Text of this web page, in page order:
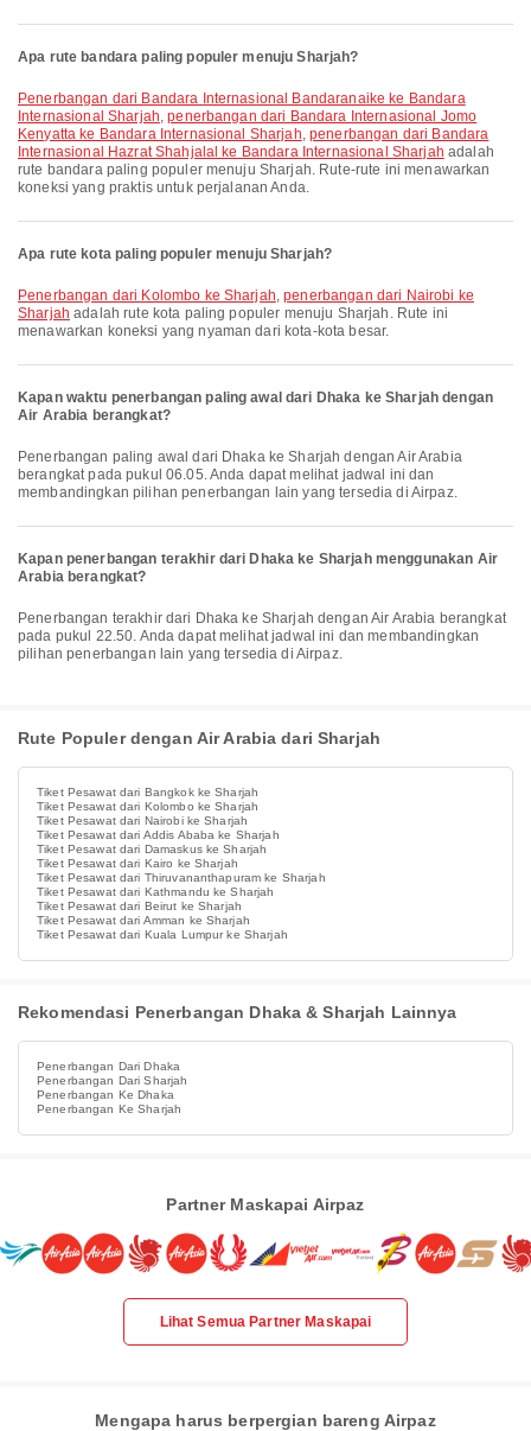
Apa rute bandara paling populer menuju Sharjah?
penerbangan dari Bandara Internasional Bandaranaike ke Bandara
Internasional Sharjah,penerbangan dari Bandara Internasional Jomo
Kenyatta ke Bandara Internasional Sharjah,penerbangan dari Bandara
Internasional Hazrat Shahjalal ke Bandara Internasional Sharjah adalah
rute bandara paling populer menuju Sharjah. Rute-rute ini menawarkan
koneksi yang praktis untuk perjalanan Anda.
Apa rute kota paling populer menuju Sharjah?
penerbangan dari Kolombo ke Sharjah,penerbangan dari Nairobi ke
Sharjah adalah rute kota paling populer menuju Sharjah. Rute ini
menawarkan koneksi yang nyaman dari kota-kota besar.
Kapan waktu penerbangan paling awal dari Dhaka ke Sharjah dengan
Air Arabia berangkat?
Penerbangan paling awal dari Dhaka ke Sharjah dengan Air Arabia
berangkat pada pukul 06.05. Anda dapat melihat jadwal ini dan
membandingkan pilihan penerbangan lain yang tersedia di Airpaz.
Kapan penerbangan terakhir dari Dhaka ke Sharjah menggunakan Air
Arabia berangkat?
Penerbangan terakhir dari Dhaka ke Sharjah dengan Air Arabia berangkat
pada pukul 22.50. Anda dapat melihat jadwal ini dan membandingkan
pilihan penerbangan lain yang tersedia di Airpaz.
Rute Populer dengan Air Arabia dari Sharjah
Tiket Pesawat dari Bangkok ke Sharjah
Tiket Pesawat dari Kolombo ke Sharjah
Tiket Pesawat dari Nairobi ke Sharjah
Tiket Pesawat dari Addis Ababa ke Sharjah
Tiket Pesawat dari Damaskus ke Sharjah
Tiket Pesawat dari Kairo ke Sharjah
Tiket Pesawat dari Thiruvananthapuram ke Sharjah
Tiket Pesawat dari Kathmandu ke Sharjah
Tiket Pesawat dari Beirut ke Sharjah
Tiket Pesawat dari Amman ke Sharjah
Tiket Pesawat dari Kuala Lumpur ke Sharjah
Rekomendasi Penerbangan Dhaka & Sharjah Lainnya
Penerbangan Dari Dhaka
Penerbangan Dari Sharjah
Penerbangan Ke Dhaka
Penerbangan Ke Sharjah
Partner Maskapai Airpaz
Lihat Semua Partner Maskapai
Mengapa harus berpergian bareng Airpaz